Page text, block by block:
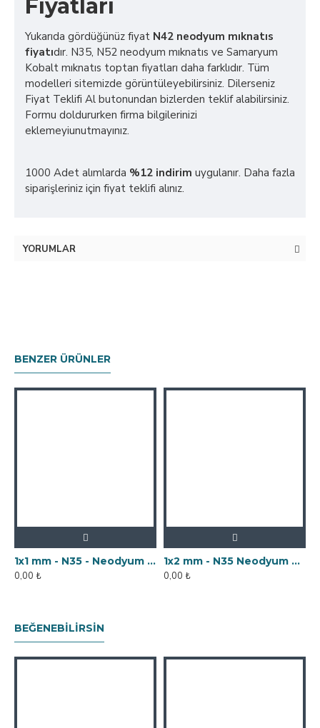
Fiyatları
Yukarıda gördüğünüz fiyat N42 neodyum mıknatıs
fiyatıdır. N35, N52 neodyum mıknatıs ve Samaryum
Kobalt mıknatıs toptan fiyatları daha farklıdır. Tüm
modelleri sitemizde görüntüleyebilirsiniz. Dilerseniz
Fiyat Teklifi Al butonundan bizlerden teklif alabilirsiniz.
Formu doldururken firma bilgilerinizi
eklemeyiunutmayınız.
1000 Adet alımlarda %12 indirim uygulanır. Daha fazla
siparişleriniz için fiyat teklifi alınız.
YORUMLAR
BENZER ÜRÜNLER
1x1 mm - N35 - Neodyum Mıknatıs
0,00 ₺
1x2 mm - N35 Neodyum Mıknatıs
0,00 ₺
BEĞENEBILIRSIN